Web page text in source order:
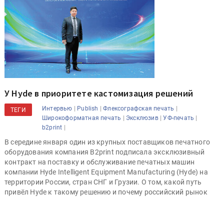
У Hyde в приоритете кастомизация решений
ТЕГИ Интервью | Publish |Флексографская печать |
Широкоформатная печать | Эксклюзив|УФ-печать |
b2print |
В середине января один из крупных поставщиков печатного
оборудования компания B2print подписала эксклюзивный
контракт на поставку и обслуживание печатных машин
компании Hyde Intelligent Equipment Manufacturing (Hyde) на
территории России, стран СНГ и Грузии. О том, какой путь
привёл Hyde к такому решению и почему российский рынок